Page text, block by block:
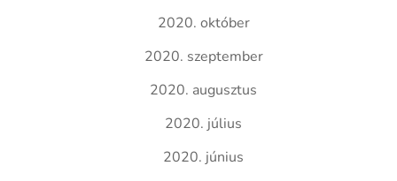
2020. október
2020. szeptember
2020. augusztus
2020. július
2020. június